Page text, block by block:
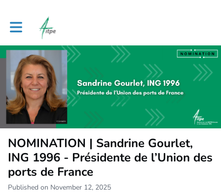
Toggle main navigation
NOMINATION | Sandrine Gourlet,
ING 1996 - Présidente de l’Union des
ports de France
Published on November 12, 2025